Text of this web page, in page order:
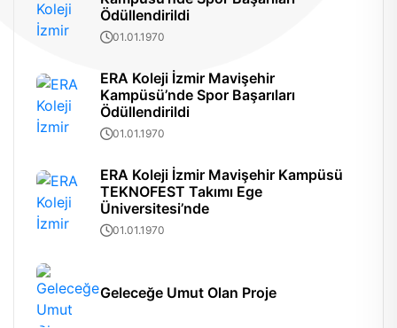
Ödüllendirildi
01.01.1970
ERA Koleji İzmir Mavişehir
Kampüsü’nde Spor Başarıları
Ödüllendirildi
01.01.1970
ERA Koleji İzmir Mavişehir Kampüsü
TEKNOFEST Takımı Ege
Üniversitesi’nde
01.01.1970
Geleceğe Umut Olan Proje